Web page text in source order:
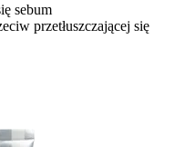
sebum
przetłuszczającej się